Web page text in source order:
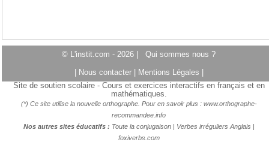
© L'instit.com - 2026 | Qui sommes nous ?
Nous contacter Mentions Légales
Site de soutien scolaire - Cours et exercices interactifs en français et en
mathématiques.
(*) Ce site utilise la nouvelle orthographe. Pour en savoir plus : www.orthographe-
recommandee.info
Nos autres sites éducatifs : Toute la conjugaison| Verbes irréguliers Anglais |
foxiverbs.com